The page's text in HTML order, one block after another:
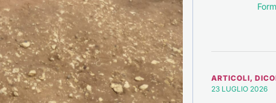
ARTICOLI,
23 LUGLIO 2026